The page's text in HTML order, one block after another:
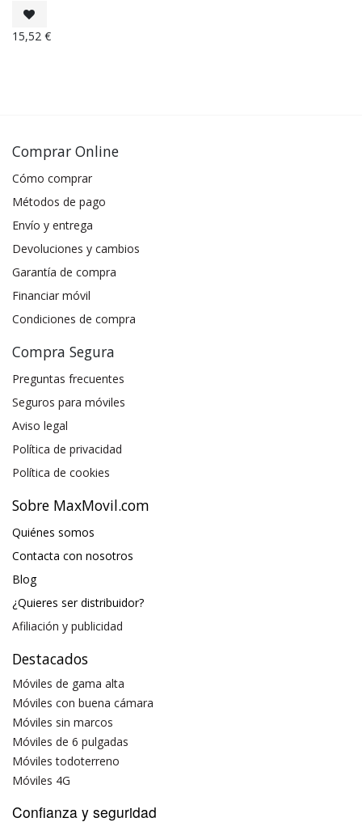
15,52 €
Comprar Online
Cómo comprar
Métodos de pago
Envío y entrega
Devoluciones y cambios
Garantía de compra
Financiar móvil
Condiciones de compra
Compra Segura
Preguntas frecuentes
Seguros para móviles
Aviso legal
Política de privacidad
Política de cookies
Sobre MaxMovil.com
Quiénes somos
Contacta con nosotros
Blog
¿Quieres ser distribuidor?
Afiliación y publicidad
Destacados
Móviles de gama alta
Móviles con buena cámara
Móviles sin marcos
Móviles de 6 pulgadas
Móviles todoterreno
Móviles 4G
Confianza y seguridad